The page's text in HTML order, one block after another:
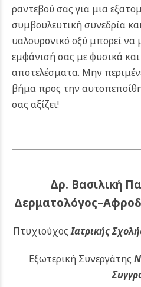
ραντεβού σας για μια
συμβουλευτική συνεδρία
υαλουρονικό οξύ μπορεί
εμφάνισή σας με φυσικά
αποτελέσματα. Μην
βήμα προς την
σας αξίζει!
Δρ. Βασιλική
ΠτυχιούχοςΙατρικής
Εξωτερική Συνεργάτης